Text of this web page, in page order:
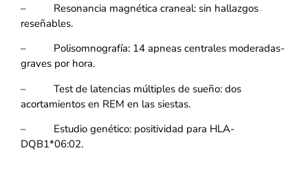
– Resonancia magnética craneal: sin hallazgos
reseñables.
– Polisomnografía: 14 apneas centrales moderadas-
graves por hora.
– Test de latencias múltiples de sueño: dos
acortamientos en REM en las siestas.
– Estudio genético: positividad para HLA-
DQB1*06:02.